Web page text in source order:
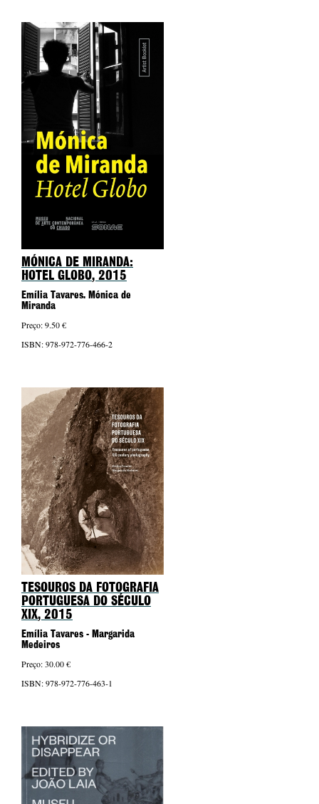
MÓNICA DE MIRANDA:
HOTEL GLOBO, 2015
Emília Tavares. Mónica de
Miranda
Preço: 9.50 €
ISBN: 978-972-776-466-2
TESOUROS DA FOTOGRAFIA
PORTUGUESA DO SÉCULO
XIX, 2015
Emília Tavares - Margarida
Medeiros
Preço: 30.00 €
ISBN: 978-972-776-463-1